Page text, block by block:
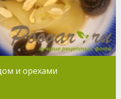
и орехами